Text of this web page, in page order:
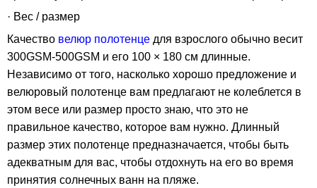
· Вес / размер
Качество велюр полотенце для взрослого обычно весит
300GSM-500GSM и его 100 × 180 см длинные.
Независимо от того, насколько хорошо предложение и
велюровый полотенце вам предлагают не колеблется в
этом весе или размер просто знаю, что это не
правильное качество, которое вам нужно. Длинный
размер этих полотенце предназначается, чтобы быть
адекватным для вас, чтобы отдохнуть на его во время
принятия солнечных ванн на пляже.